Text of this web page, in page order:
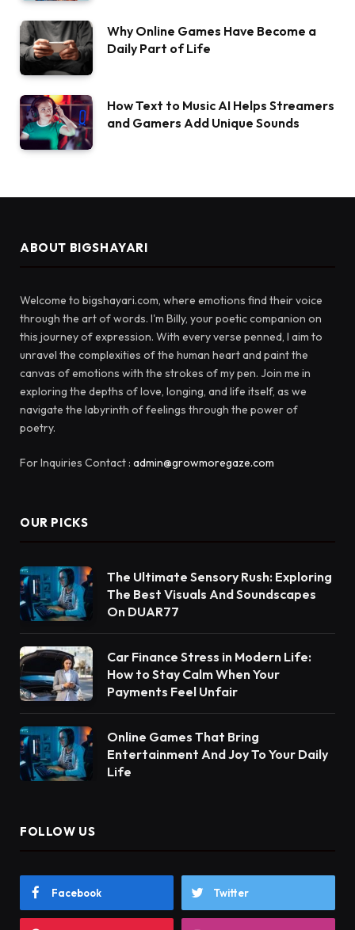
Why Online Games Have Become a
Daily Part of Life
How Text to Music AI Helps Streamers
and Gamers Add Unique Sounds
ABOUT BIGSHAYARI
Welcome to bigshayari.com, where emotions find their voice
through the art of words. I'm Billy, your poetic companion on
this journey of expression. With every verse penned, I aim to
unravel the complexities of the human heart and paint the
canvas of emotions with the strokes of my pen. Join me in
exploring the depths of love, longing, and life itself, as we
navigate the labyrinth of feelings through the power of
poetry.
For Inquiries Contact : admin@growmoregaze.com
OUR PICKS
The Ultimate Sensory Rush: Exploring
The Best Visuals And Soundscapes
On DUAR77
Car Finance Stress in Modern Life:
How to Stay Calm When Your
Payments Feel Unfair
Online Games That Bring
Entertainment And Joy To Your Daily
Life
FOLLOW US
Facebook Twitter